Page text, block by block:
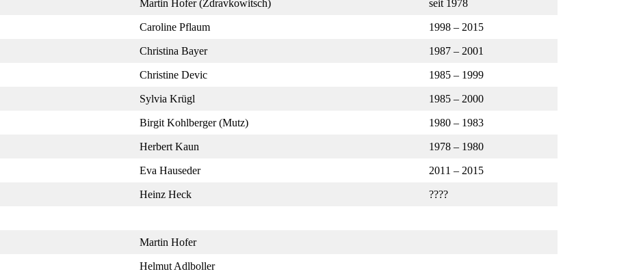
Martin Hofer (Zdravkowitsch) seit 1978
Caroline Pflaum 1998 – 2015
Christina Bayer 1987 – 2001
Christine Devic 1985 – 1999
Sylvia Krügl 1985 – 2000
Birgit Kohlberger (Mutz) 1980 – 1983
Herbert Kaun 1978 – 1980
Eva Hauseder 2011 – 2015
Heinz Heck ????
Martin Hofer
Helmut Adlboller